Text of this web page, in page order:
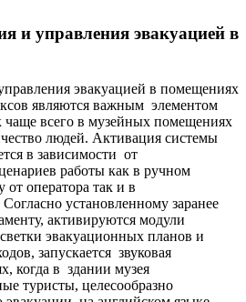
и управления эвакуацией в
эвакуацией в помещениях
являются важным элементом
чаще всего в музейных помещениях
людей. Активация системы
в зависимости от
работы как в ручном
оператора так и в
установленному заранее
активируются модули
эвакуационных планов и
запускается звуковая
когда в здании музея
туристы, целесообразно